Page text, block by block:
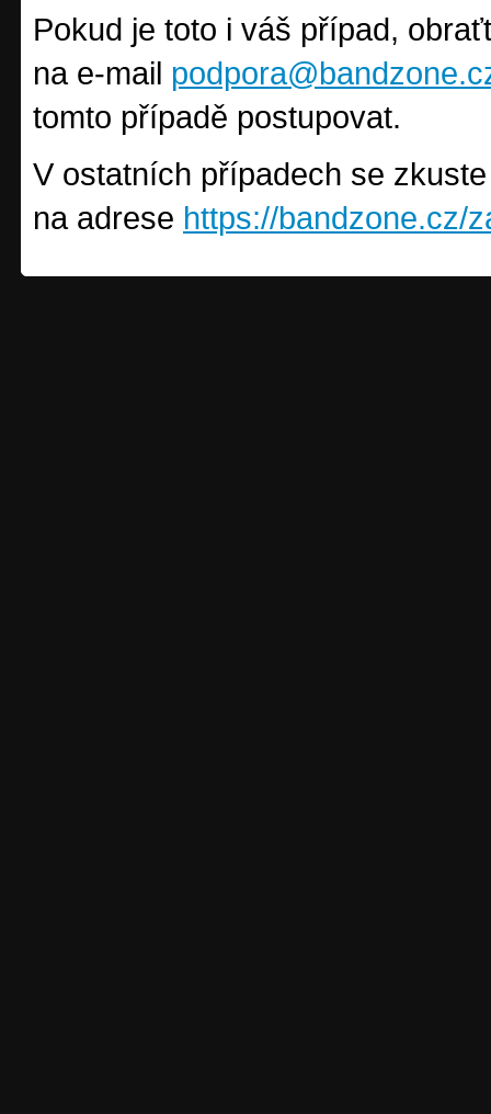
Pokud je toto i váš případ,
na e-mail
tomto případě postupovat.
V ostatních případech se
na adrese https://bandzone.cz/